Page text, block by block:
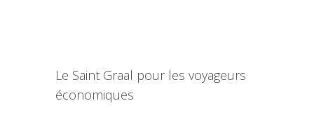
Le Saint Graal pour les voyageurs
économiques